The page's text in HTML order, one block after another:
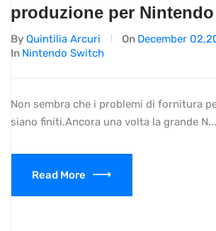
produzione per
By Quintilia Arcuri On December
In Nintendo Switch
Non sembra che i problemi di fornitura
siano finiti.Ancora una volta la grande N...
Read More